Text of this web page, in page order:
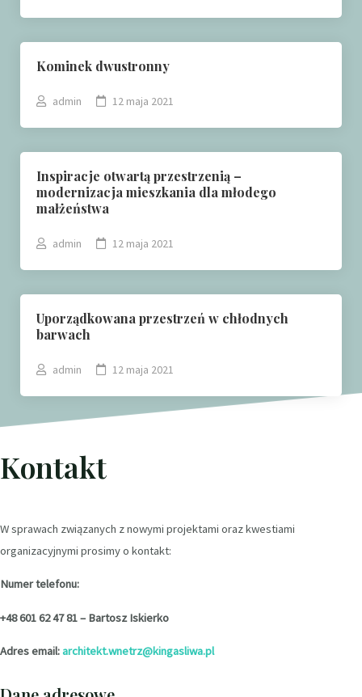
Kominek dwustronny
admin 12 maja 2021
Inspiracje otwartą przestrzenią –
modernizacja mieszkania dla młodego
małżeństwa
admin 12 maja 2021
Uporządkowana przestrzeń w chłodnych
barwach
admin 12 maja 2021
Kontakt
W sprawach związanych z nowymi projektami oraz kwestiami
organizacyjnymi prosimy o kontakt:
Numer telefonu:
+48 601 62 47 81 – Bartosz Iskierko
Adres email:architekt.wnetrz@kingasliwa.pl